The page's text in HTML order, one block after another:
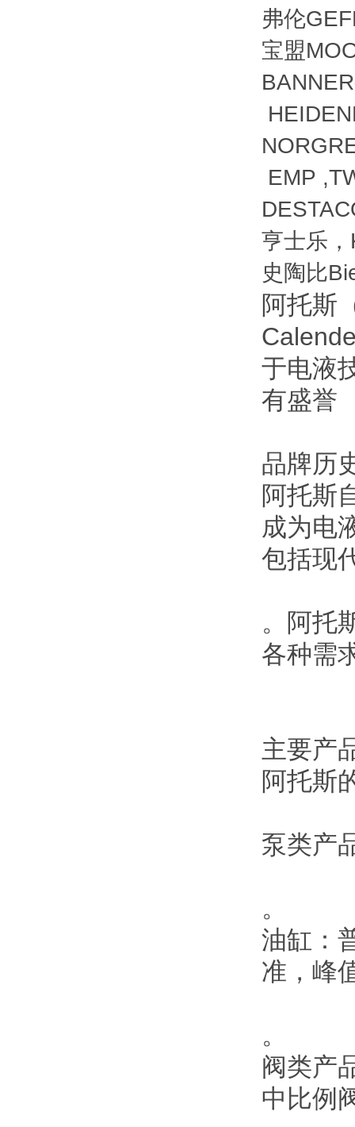
弗伦
宝盟
EMP
亨士乐
史陶比
阿托斯
于电液
有盛誉‌
品牌历
阿托斯
成为电
包括现
。阿托
各种需
主要产
阿托斯
泵类产
。
油缸‌：
准，峰
。
阀类产
中比例